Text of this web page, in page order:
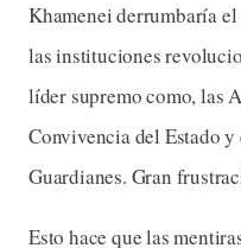
Khamenei derrumbaría
las instituciones
líder supremo como, las
Convivencia del Estado y
Guardianes. Gran
Esto hace que las